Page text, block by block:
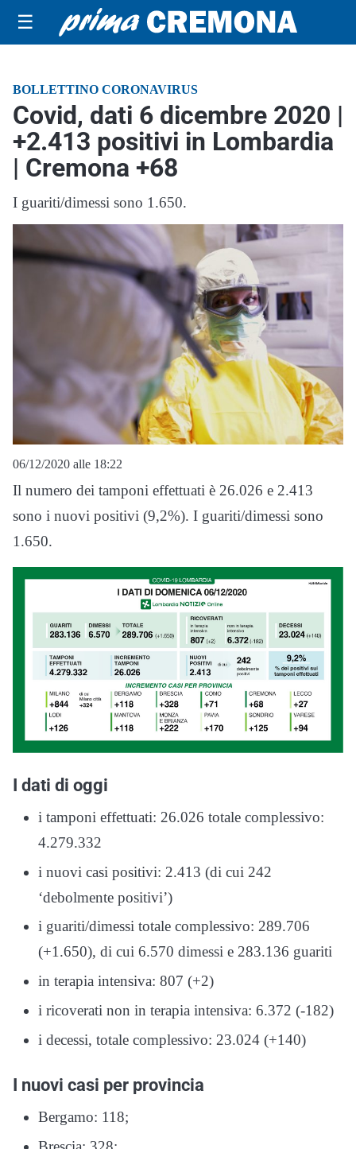
☰
BOLLETTINO CORONAVIRUS
Covid, dati 6 dicembre 2020 |
+2.413 positivi in Lombardia
| Cremona +68
I guariti/dimessi sono 1.650.
06/12/2020 alle 18:22
Il numero dei tamponi effettuati è 26.026 e 2.413
sono i nuovi positivi (9,2%). I guariti/dimessi sono
1.650.
I dati di oggi
i tamponi effettuati: 26.026 totale complessivo:
4.279.332
i nuovi casi positivi: 2.413 (di cui 242
‘debolmente positivi’)
i guariti/dimessi totale complessivo: 289.706
(+1.650), di cui 6.570 dimessi e 283.136 guariti
in terapia intensiva: 807 (+2)
i ricoverati non in terapia intensiva: 6.372 (-182)
i decessi, totale complessivo: 23.024 (+140)
I nuovi casi per provincia
Bergamo: 118;